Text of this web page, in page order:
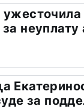
неуплату
за